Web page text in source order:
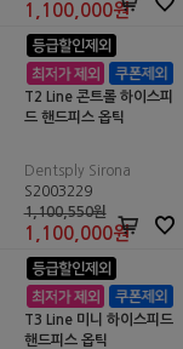
1,100,000원
T2 Line 콘트롤 하이스피
드 핸드피스 옵틱
Dentsply Sirona
S2003229
1,100,550원
1,100,000원
T3 Line 미니 하이스피드
핸드피스 옵틱